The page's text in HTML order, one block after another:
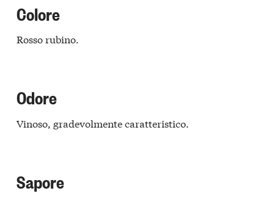
Colore
Rosso rubino.
Odore
Vinoso, gradevolmente caratteristico.
Sapore